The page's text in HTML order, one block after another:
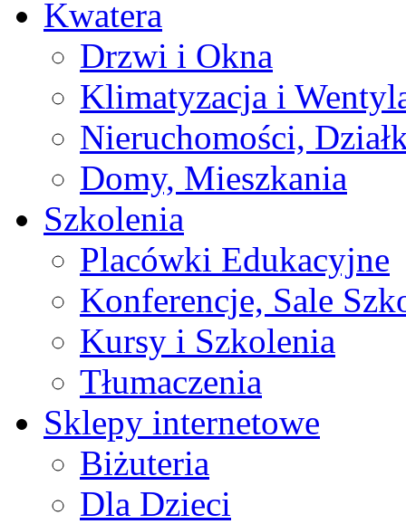
Kwatera
Drzwi i Okna
Klimatyzacja i
Nieruchomości,
Domy, Mieszkania
Szkolenia
Placówki Edukacyjne
Konferencje, Sale
Kursy i Szkolenia
Tłumaczenia
Sklepy internetowe
Biżuteria
Dla Dzieci